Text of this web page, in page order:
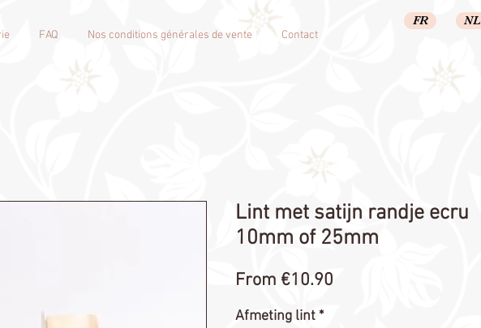
FR NL
FAQ Nos conditions générales de vente Contact
Lint met satijn randje ecru
10mm of 25mm
From €10.90
Afmeting lint *